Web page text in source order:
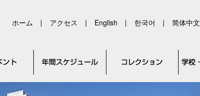
ホーム | アクセス | English | 한국어 | 简体中文